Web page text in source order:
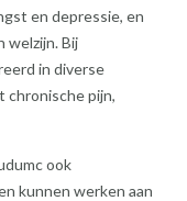
en depressie, en
welzijn. Bij
in diverse
chronische pijn,
ook
kunnen werken aan